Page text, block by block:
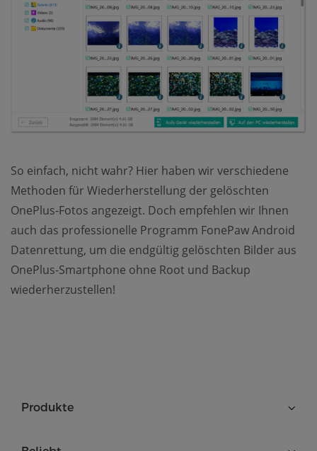
So einfach, nicht wahr? Hier haben wir verschiedene
Methoden für Wiederherstellung der gelöschten
OnePlus-Fotos angezeigt. Doch empfehlen wir Ihnen
auch das professionelle Programm FonePaw Android
Datenrettung, um die endgültig gelöschten Bilder aus
OnePlus-Smartphone ohne Root und Backup
wiederherzustellen!
Produkte